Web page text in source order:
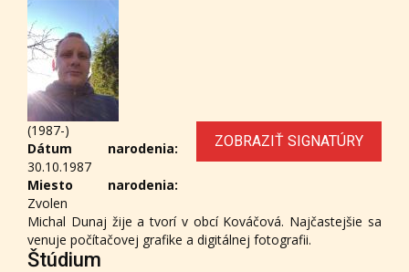
ZOBRAZIŤ SIGNATÚRY
(1987-)
Dátum narodenia:
30.10.1987
Miesto narodenia:
Zvolen
Michal Dunaj žije a tvorí v obcí Kováčová. Najčastejšie sa
venuje počítačovej grafike a digitálnej fotografii.
Štúdium